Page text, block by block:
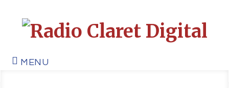
MENU